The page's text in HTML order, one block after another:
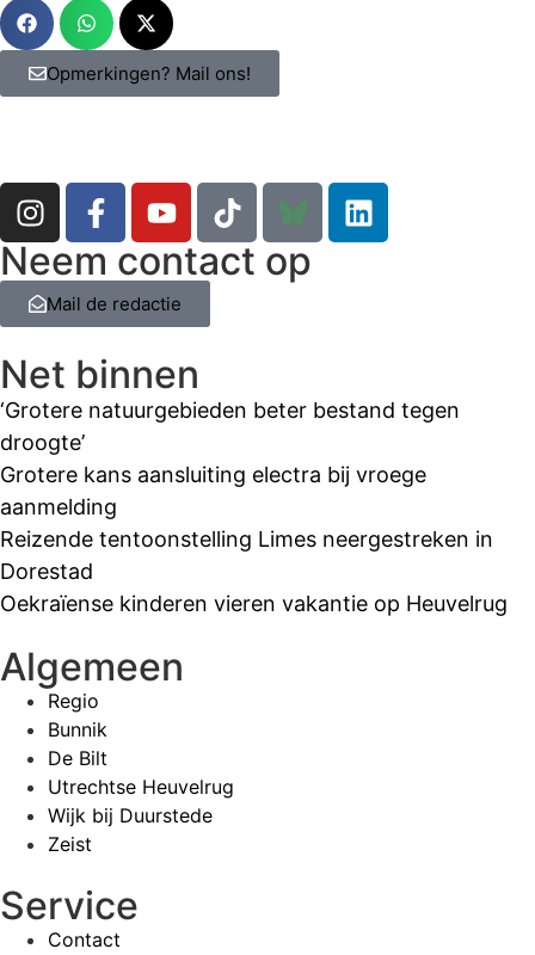
Opmerkingen? Mail ons!
Neem contact op
Mail de redactie
Net binnen
‘Grotere natuurgebieden beter bestand tegen
droogte’
Grotere kans aansluiting electra bij vroege
aanmelding
Reizende tentoonstelling Limes neergestreken in
Dorestad
Oekraïense kinderen vieren vakantie op Heuvelrug
Algemeen
Regio
Bunnik
De Bilt
Utrechtse Heuvelrug
Wijk bij Duurstede
Zeist
Service
Contact